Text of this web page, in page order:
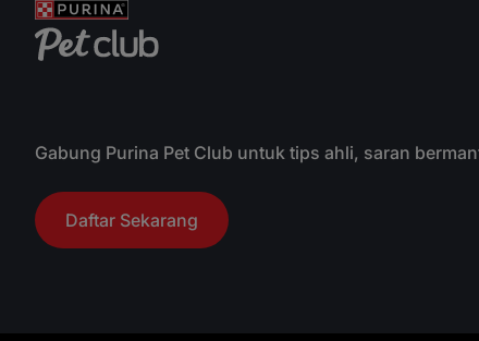
Gabung Purina Pet Club untuk tips ahli, saran
Daftar Sekarang